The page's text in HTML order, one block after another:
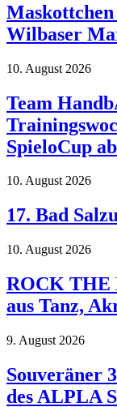
Wilbaser
10. August 2026
Team
SpieloCup ab
10. August 2026
17. Bad
10. August 2026
ROCK THE
aus Tanz,
9. August 2026
Souveräner
des ALPLA